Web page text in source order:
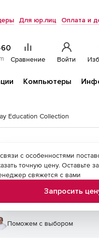
Для юр.лиц Оплата и
Сравнение Войти
Компьютеры
Education Collection
с особенностями
точную цену. Оставьте
свяжется с вами
Запросить
Поможем с выбором